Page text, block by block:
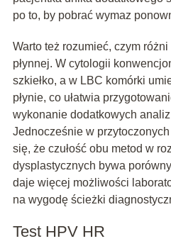
po to, by pobrać wymaz
Warto też rozumieć, czym
płynnej. W cytologii
szkiełko, a w LBC komórki
płynie, co ułatwia
wykonanie dodatkowych
Jednocześnie w
się, że czułość obu metod w
dysplastycznych bywa
daje więcej możliwości
na wygodę ścieżki
Test HPV HR